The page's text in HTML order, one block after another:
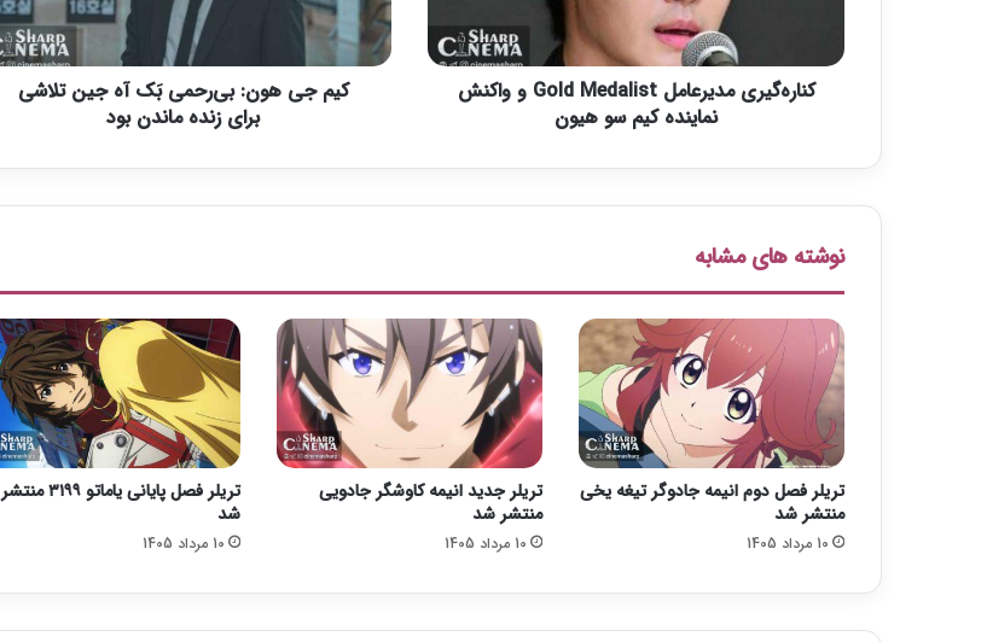
ی
ر
م
ل
G
o
l
d
M
e
d
a
l
i
s
و
کناره‌گیری مدیرعامل Gold Medalist و واکنش
نماینده کیم سو هیون
و
ن
:
ح
آ
ه
ج
ی
ن
ل
ا
ش
ا
کیم جی هون: بی‌رحمی بَک آه جین تلاشی
برای زنده ماندن بود
نوشته های مشابه
تریلر فصل دوم انیمه جادوگر تیغه یخی
منتشر شد
10 مرداد 1405
تریلر جدید انیمه کاوشگر جادویی
منتشر شد
10 مرداد 1405
تریلر فصل پایانی یاماتو ۳۱۹۹ منتشر
شد
10 مرداد 1405